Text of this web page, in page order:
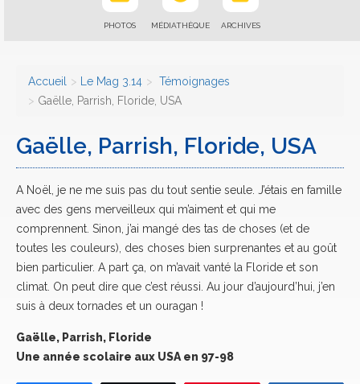
PHOTOS MÉDIATHÈQUE ARCHIVES
Accueil Le Mag 3.14
Témoignages
Gaëlle, Parrish, Floride, USA
Gaëlle, Parrish, Floride, USA
A Noël, je ne me suis pas du tout sentie seule. J’étais en famille
avec des gens merveilleux qui m’aiment et qui me
comprennent. Sinon, j’ai mangé des tas de choses (et de
toutes les couleurs), des choses bien surprenantes et au goût
bien particulier. A part ça, on m’avait vanté la Floride et son
climat. On peut dire que c’est réussi. Au jour d’aujourd’hui, j’en
suis à deux tornades et un ouragan !
Gaëlle, Parrish, Floride
Une année scolaire aux USA en 97-98